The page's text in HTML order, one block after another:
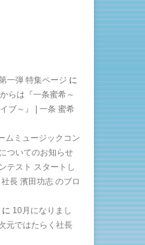
一弾 特集ページ に
らは『一条蜜希～
ブ～』 | 一条 蜜希
ムミュージックコン
ついてのお知らせ
テスト スタートし
長 濱田功志 のブロ
に 10月になりまし
元ではたらく社長